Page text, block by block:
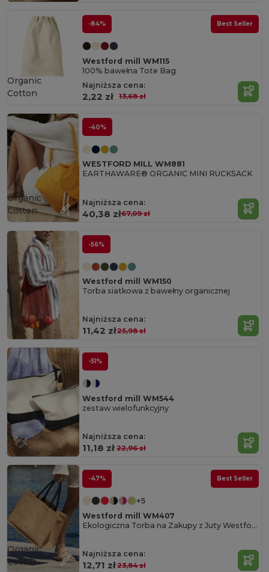
-84% Best Seller
Westford mill WM115
100% bawełna Tote Bag
Najniższa cena:
2,22 zł 13,68 zł
Organic
Cotton
-40%
WESTFORD MILL WM881
EARTHAWARE® ORGANIC MINI RUCKSACK
Najniższa cena:
40,38 zł67,09 zł
Organic
Cotton
-56%
Westford mill WM150
Torba siatkowa z bawełny organicznej
Najniższa cena:
11,42 zł25,98 zł
-51%
Westford mill WM544
zestaw wielofunkcyjny
Najniższa cena:
11,18 zł 22,96 zł
-47% Best Seller
+5
Westford mill WM407
Ekologiczna Torba na Zakupy z Juty Westford Mill
Najniższa cena:
12,71 zł23,84 zł
Organic
Cotton